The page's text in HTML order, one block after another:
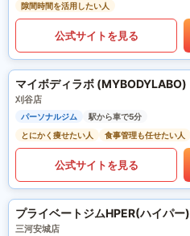
隙間時間を活用したい人
公式サイトを見る
マイボディラボ (MYBODYLABO)
刈谷店
パーソナルジム
駅から車で5分
とにかく痩せたい人
食事管理も任せたい人
公式サイトを見る
プライベートジムHPER(ハイパー)
三河安城店